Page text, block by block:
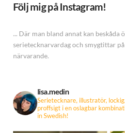
Följ mig på Instagram!
... Där man bland annat kan
serietecknarvardag och smygtittar
närvarande.
lisa.medin
Serietecknare, illustratör,
proffsigt i en oslagbar
in Swedish!